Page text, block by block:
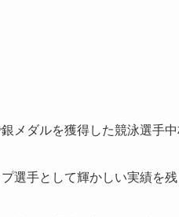
メダルを獲得した競泳選手中
選手として輝かしい実績を残